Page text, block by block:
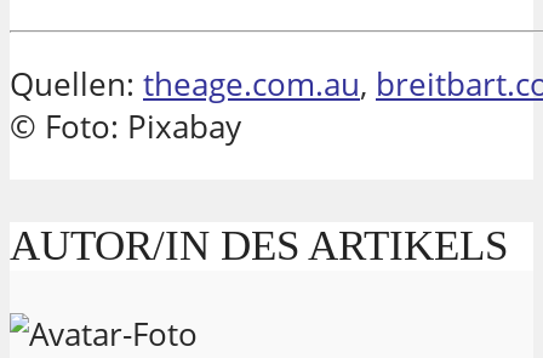
Quellen: theage.com.au,
© Foto: Pixabay
AUTOR/IN DES ARTIKELS